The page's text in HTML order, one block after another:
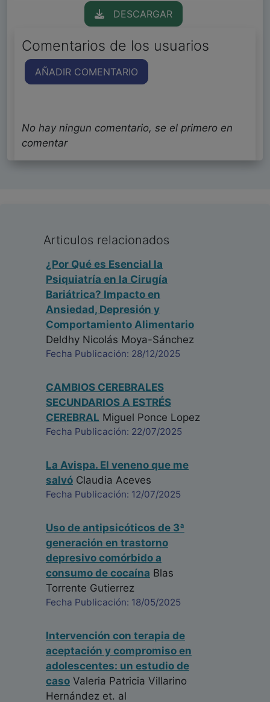
DESCARGAR
Comentarios de los usuarios
AÑADIR COMENTARIO
No hay ningun comentario, se el primero en
comentar
Articulos relacionados
¿Por Qué es Esencial la
Psiquiatría en la Cirugía
Bariátrica? Impacto en
Ansiedad, Depresión y
Comportamiento Alimentario
Deldhy Nicolás Moya-Sánchez
Fecha Publicación: 28/12/2025
CAMBIOS CEREBRALES
SECUNDARIOS A ESTRÉS
CEREBRAL Miguel Ponce Lopez
Fecha Publicación: 22/07/2025
La Avispa. El veneno que me
salvó Claudia Aceves
Fecha Publicación: 12/07/2025
Uso de antipsicóticos de 3ª
generación en trastorno
depresivo comórbido a
consumo de cocaína Blas
Torrente Gutierrez
Fecha Publicación: 18/05/2025
Intervención con terapia de
aceptación y compromiso en
adolescentes: un estudio de
caso Valeria Patricia Villarino
Hernández et. al